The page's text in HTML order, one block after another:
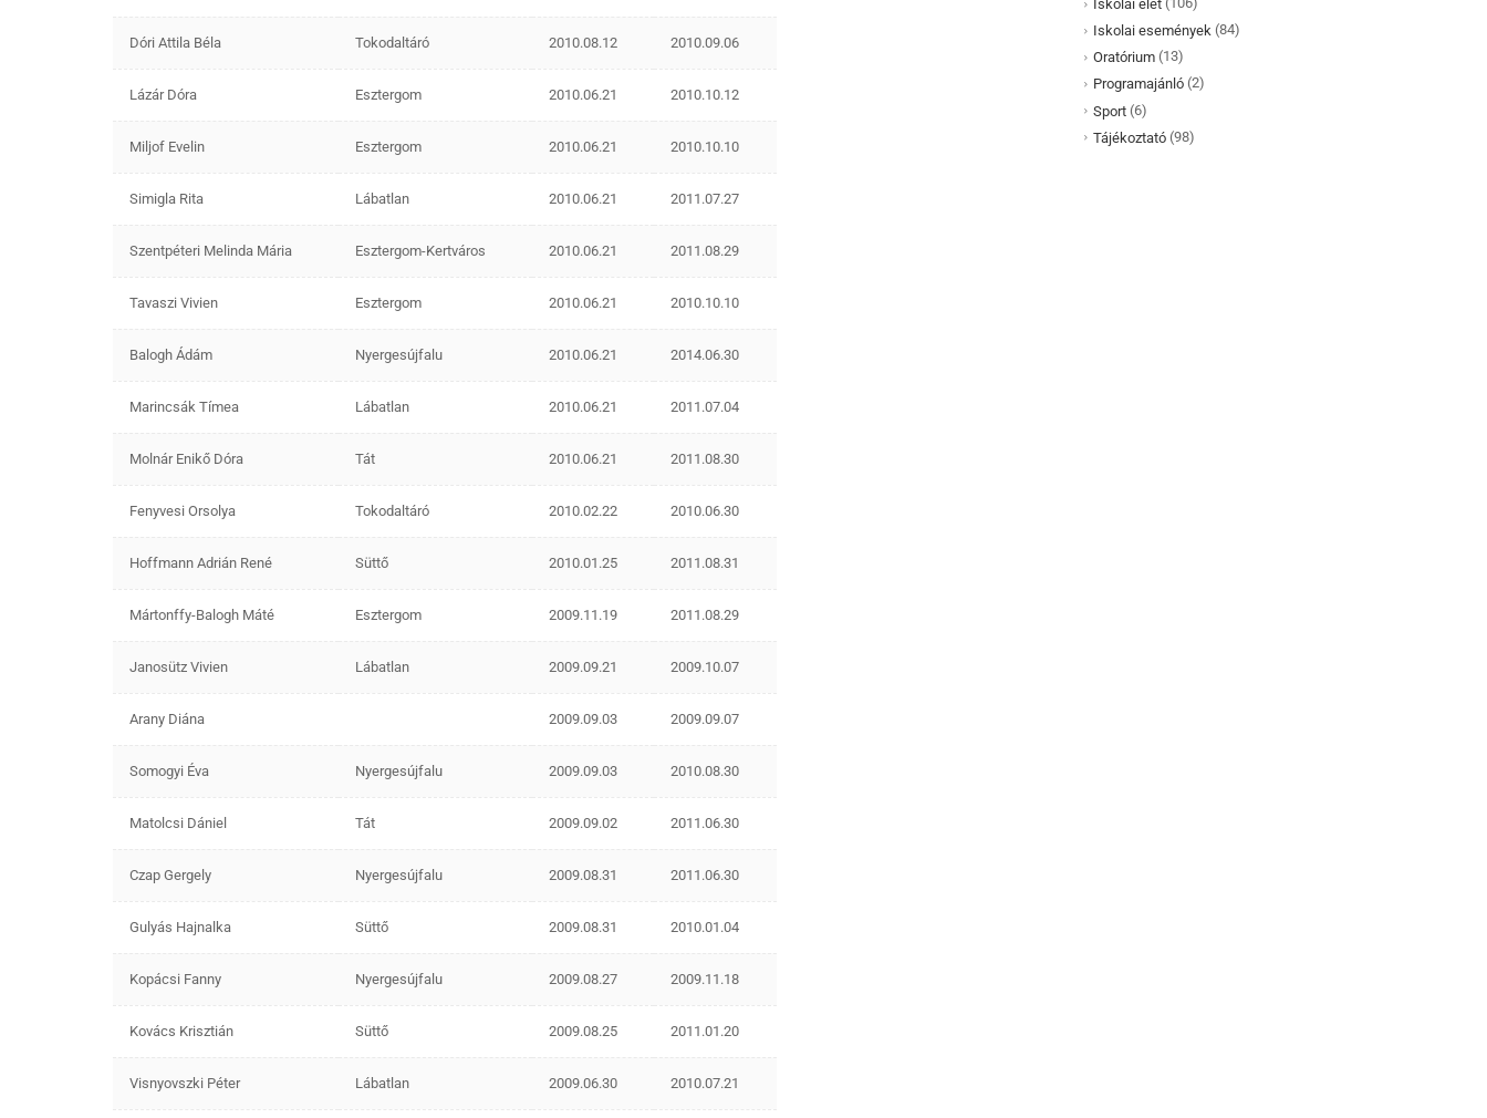
Dóri Attila Béla Tokodaltáró 2010.08.12 2010.09.06
Lázár Dóra Esztergom 2010.06.21 2010.10.12
Miljof Evelin Esztergom 2010.06.21 2010.10.10
Simigla Rita Lábatlan 2010.06.21 2011.07.27
Szentpéteri Melinda Mária Esztergom-Kertváros 2010.06.21 2011.08.29
Tavaszi Vivien Esztergom 2010.06.21 2010.10.10
Balogh Ádám Nyergesújfalu 2010.06.21 2014.06.30
Marincsák Tímea Lábatlan 2010.06.21 2011.07.04
Molnár Enikő Dóra Tát 2010.06.21 2011.08.30
Fenyvesi Orsolya Tokodaltáró 2010.02.22 2010.06.30
Hoffmann Adrián René Süttő 2010.01.25 2011.08.31
Mártonffy-Balogh Máté Esztergom 2009.11.19 2011.08.29
Janosütz Vivien Lábatlan 2009.09.21 2009.10.07
Arany Diána 2009.09.03 2009.09.07
Somogyi Éva Nyergesújfalu 2009.09.03 2010.08.30
Matolcsi Dániel Tát 2009.09.02 2011.06.30
Czap Gergely Nyergesújfalu 2009.08.31 2011.06.30
Gulyás Hajnalka Süttő 2009.08.31 2010.01.04
Kopácsi Fanny Nyergesújfalu 2009.08.27 2009.11.18
Kovács Krisztián Süttő 2009.08.25 2011.01.20
Visnyovszki Péter Lábatlan 2009.06.30 2010.07.21
Iskolai élet
Iskolai események (84)
Oratórium(13)
Programajánló(2)
Sport(6)
Tájékoztató(98)